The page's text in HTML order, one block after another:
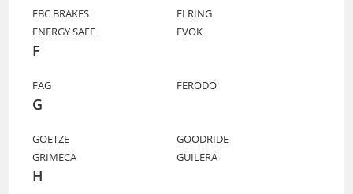
EBC BRAKES
ELRING
ENERGY SAFE
EVOK
F
FAG FERODO
G
GOETZE
GOODRIDE
GRIMECA
GUILERA
H